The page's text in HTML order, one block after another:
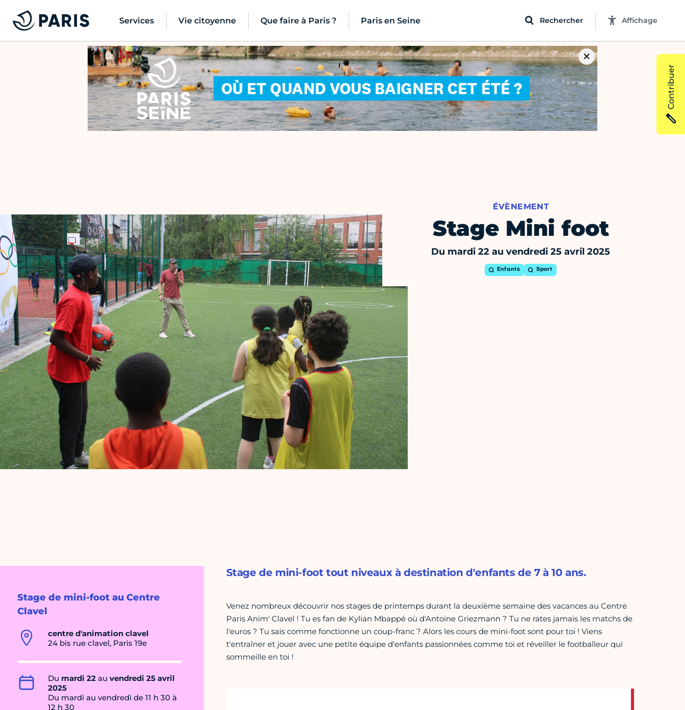
Services Vie citoyenne Que faire à Paris ? Paris en Seine Rechercher Affichage
ÉVÈNEMENT
Stage Mini foot
Du mardi 22 au vendredi 25 avril 2025
Enfants Sport
Stage de mini-foot au Centre
Clavel
centre d'animation clavel
24 bis rue clavel, Paris 19e
Du mardi 22 au vendredi 25 avril
2025
Du mardi au vendredi de 11 h 30 à
12 h 30
Stage de mini-foot tout niveaux à destination d'enfants de 7 à 10 ans.
Venez nombreux découvrir nos stages de printemps durant la deuxième semaine des vacances au Centre
Paris Anim' Clavel ! Tu es fan de Kylian Mbappé où d'Antoine Griezmann ? Tu ne rates jamais les matchs de
l'euros ? Tu sais comme fonctionne un coup-franc ? Alors les cours de mini-foot sont pour toi ! Viens
t'entraîner et jouer avec une petite équipe d'enfants passionnées comme toi et réveiller le footballeur qui
sommeille en toi !
Contribuer